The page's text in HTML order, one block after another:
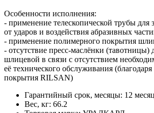
Особенности исполнения:
- применение телескопической трубы
от ударов и воздействия абразивных
- применение полимерного покрытия
- отсутствие пресс-маслёнки (тавотницы)
шлицевой в связи с отсутствием
её технического обслуживания
покрытия RILSAN)
Гарантийный срок, месяцы: 12
Вес, кг: 66.2